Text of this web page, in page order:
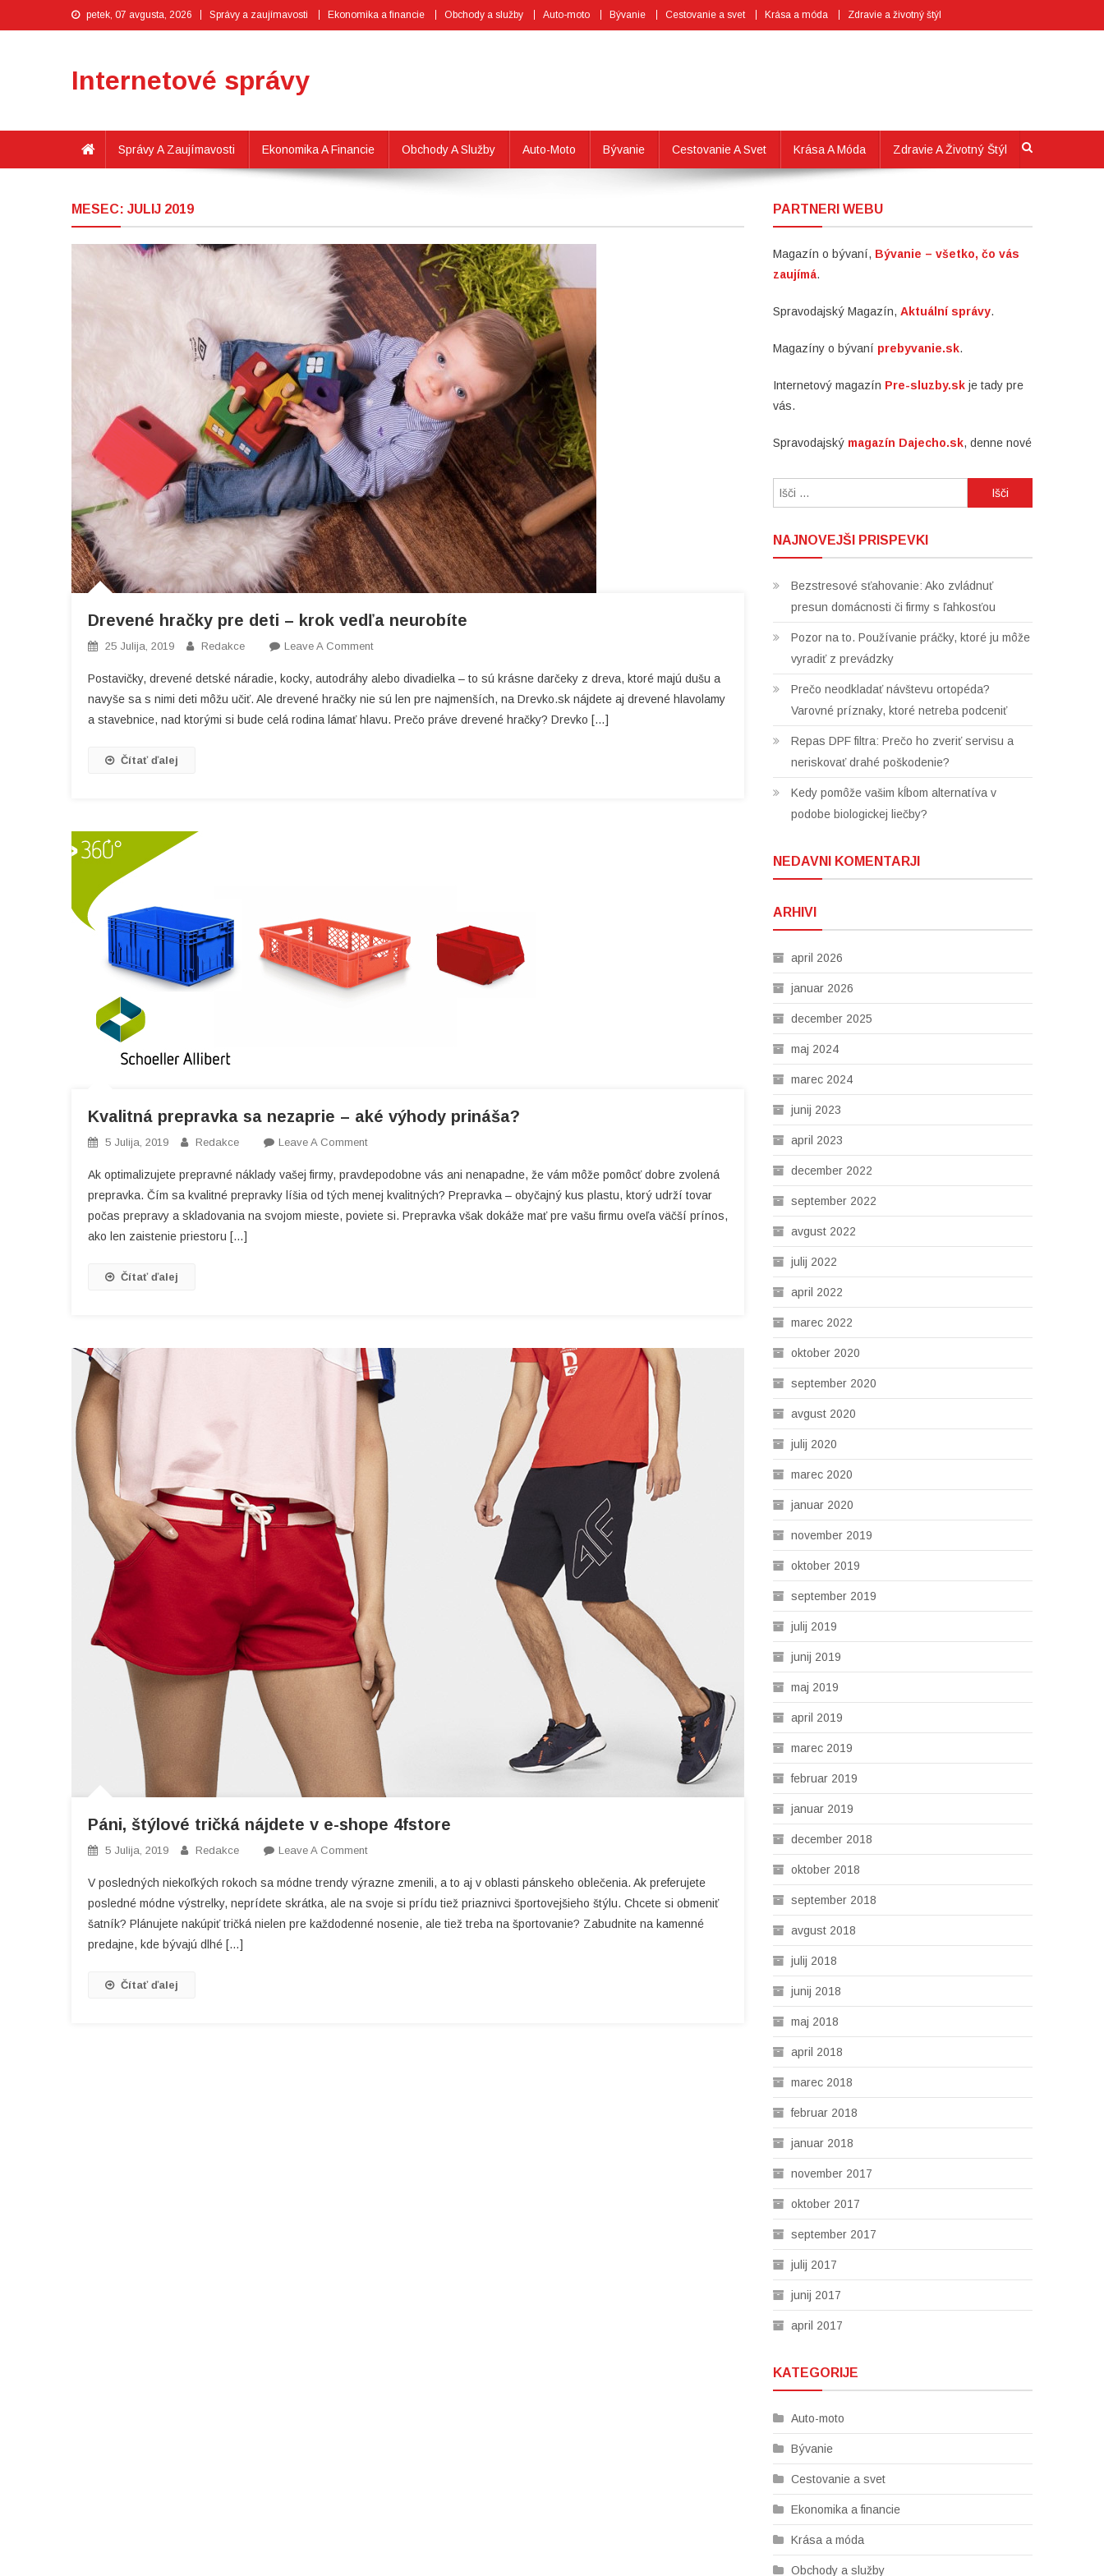
petek, 07 avgusta, 2026 Správy a zaujímavosti Ekonomika a financie Obchody a služby Auto-moto Bývanie Cestovanie a svet Krása a móda Zdravie a životný štýl
Internetové správy
Správy A Zaujímavosti Ekonomika A Financie Obchody A Služby Auto-Moto Bývanie Cestovanie A Svet Krása A Móda Zdravie A Životný Štýl
MESEC: JULIJ 2019
Drevené hračky pre deti – krok vedľa neurobíte
25 Julija, 2019 Redakce Leave A CommentOn
Hračky
Pre
Deti
Postavičky, drevené detské náradie, kocky, autodráhy alebo divadielka – to sú krásne darčeky z dreva, ktoré majú dušu a
navyše sa s nimi deti môžu učiť. Ale drevené hračky nie sú len pre najmenších, na Drevko.sk nájdete aj drevené hlavolamy
a stavebnice, nad ktorými si bude celá rodina lámať hlavu. Prečo práve drevené hračky? Drevko […]
Čítať ďalej
Kvalitná prepravka sa nezaprie – aké výhody prináša?
5 Julija, 2019 Redakce Leave A CommentOn
Prepravka
Sa
Nezaprie
Ak optimalizujete prepravné náklady vašej firmy, pravdepodobne vás ani nenapadne, že vám môže pomôcť dobre zvolená
prepravka. Čím sa kvalitné prepravky líšia od tých menej kvalitných? Prepravka – obyčajný kus plastu, ktorý udrží tovar
počas prepravy a skladovania na svojom mieste, poviete si. Prepravka však dokáže mať pre vašu firmu oveľa väčší prínos,
ako len zaistenie priestoru […]
Čítať ďalej
Páni, štýlové tričká nájdete v e-shope 4fstore
5 Julija, 2019 Redakce Leave A CommentOn
Štýlové
Tričká
Nájdete
V posledných niekoľkých rokoch sa módne trendy výrazne zmenili, a to aj v oblasti pánskeho oblečenia. Ak preferujete
posledné módne výstrelky, neprídete skrátka, ale na svoje si prídu tiež priaznivci športovejšieho štýlu. Chcete si obmeniť
šatník? Plánujete nakúpiť tričká nielen pre každodenné nosenie, ale tiež treba na športovanie? Zabudnite na kamenné
predajne, kde bývajú dlhé […]
Čítať ďalej
PARTNERI WEBU
Magazín o bývaní, Bývanie – všetko, čo vás
zaujímá.
Spravodajský Magazín,Aktuální správy.
Magazíny o bývaní prebyvanie.sk.
Internetový magazín Pre-sluzby.sk je tady pre
vás.
Spravodajský magazín Dajecho.sk, denne nové
NAJNOVEJŠI PRISPEVKI
Bezstresové sťahovanie: Ako zvládnuť
presun domácnosti či firmy s ľahkosťou
Pozor na to. Používanie práčky, ktoré ju môže
vyradiť z prevádzky
Prečo neodkladať návštevu ortopéda?
Varovné príznaky, ktoré netreba podceniť
Repas DPF filtra: Prečo ho zveriť servisu a
neriskovať drahé poškodenie?
Kedy pomôže vašim kĺbom alternatíva v
podobe biologickej liečby?
NEDAVNI KOMENTARJI
ARHIVI
april 2026
januar 2026
december 2025
maj 2024
marec 2024
junij 2023
april 2023
december 2022
september 2022
avgust 2022
julij 2022
april 2022
marec 2022
oktober 2020
september 2020
avgust 2020
julij 2020
marec 2020
januar 2020
november 2019
oktober 2019
september 2019
julij 2019
junij 2019
maj 2019
april 2019
marec 2019
februar 2019
januar 2019
december 2018
oktober 2018
september 2018
avgust 2018
julij 2018
junij 2018
maj 2018
april 2018
marec 2018
februar 2018
januar 2018
november 2017
oktober 2017
september 2017
julij 2017
junij 2017
april 2017
KATEGORIJE
Auto-moto
Bývanie
Cestovanie a svet
Ekonomika a financie
Krása a móda
Obchody a služby